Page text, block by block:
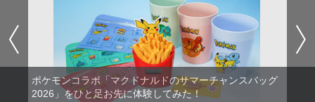
ポケモンコラボ「マクドナルドのサマーチャンスバッグ
2026」をひと足お先に体験してみた！